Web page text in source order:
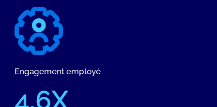
Engagement employé
4.6X